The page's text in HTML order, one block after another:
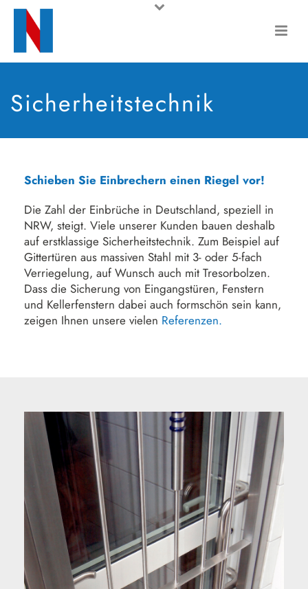
Sicherheitstechnik
Schieben Sie Einbrechern einen Riegel vor!
Die Zahl der Einbrüche in Deutschland, speziell in
NRW, steigt. Viele unserer Kunden bauen deshalb
auf erstklassige Sicherheitstechnik. Zum Beispiel auf
Gittertüren aus massiven Stahl mit 3- oder 5-fach
Ver­riegelung, auf Wunsch auch mit Tresorbolzen.
Dass die Sicherung von Eingangstüren, Fenstern
und Kellerfenstern dabei auch formschön sein kann,
zeigen Ihnen unsere vielen Referenzen.